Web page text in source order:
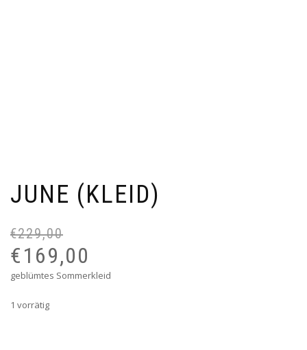
JUNE (KLEID)
€229,00
€169,00
geblümtes Sommerkleid
1 vorrätig